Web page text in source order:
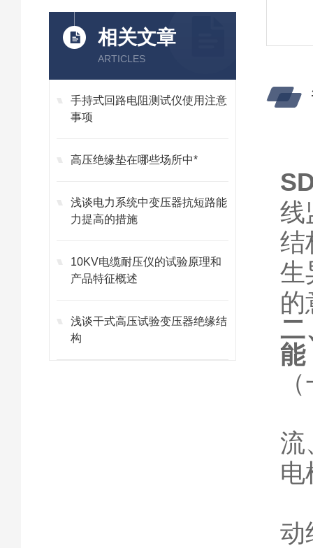
相关文章
ARTICLES
手持式回路电阻测试仪使用注意
事项
高压绝缘垫在哪些场所中*
浅谈电力系统中变压器抗短路能
力提高的措施
10KV电缆耐压仪的试验原理和
产品特征概述
浅谈干式高压试验变压器绝缘结
构
线
结
生
的
二
能
流
电
动